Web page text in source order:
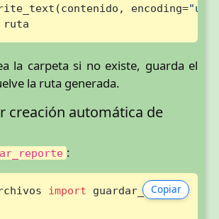
encoding=
ruta
la carpeta si no existe, guarda el
la ruta generada.
creación automática de
:
Copiar
import guardar_reporte